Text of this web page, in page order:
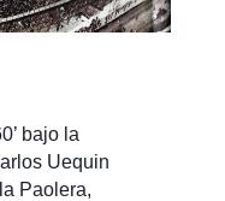
bajo la
Uequin
Paolera,